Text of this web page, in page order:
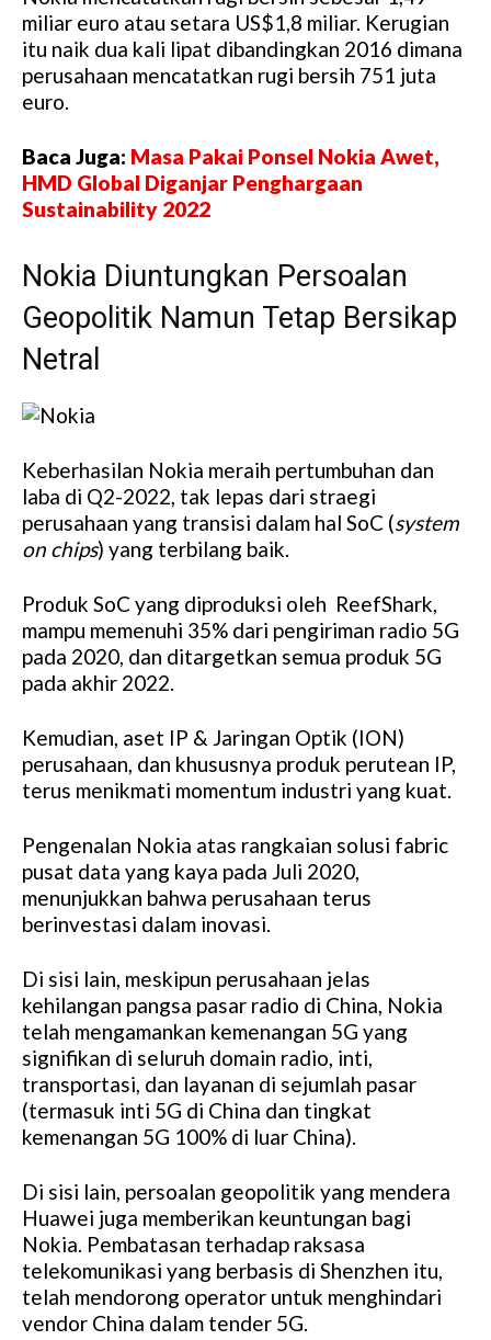
miliar euro atau setara US$1,8 miliar. Kerugian
itu naik dua kali lipat dibandingkan 2016 dimana
perusahaan mencatatkan rugi bersih 751 juta
euro.
Baca Juga: Masa Pakai Ponsel Nokia Awet,
HMD Global Diganjar Penghargaan
Sustainability 2022
Nokia Diuntungkan Persoalan
Geopolitik Namun Tetap Bersikap
Netral
Keberhasilan Nokia meraih pertumbuhan dan
laba di Q2-2022, tak lepas dari straegi
perusahaan yang transisi dalam hal SoC (system
on chips) yang terbilang baik.
Produk SoC yang diproduksi oleh ReefShark,
mampu memenuhi 35% dari pengiriman radio 5G
pada 2020, dan ditargetkan semua produk 5G
pada akhir 2022.
Kemudian, aset IP & Jaringan Optik (ION)
perusahaan, dan khususnya produk perutean IP,
terus menikmati momentum industri yang kuat.
Pengenalan Nokia atas rangkaian solusi fabric
pusat data yang kaya pada Juli 2020,
menunjukkan bahwa perusahaan terus
berinvestasi dalam inovasi.
Di sisi lain, meskipun perusahaan jelas
kehilangan pangsa pasar radio di China, Nokia
telah mengamankan kemenangan 5G yang
signifikan di seluruh domain radio, inti,
transportasi, dan layanan di sejumlah pasar
(termasuk inti 5G di China dan tingkat
kemenangan 5G 100% di luar China).
Di sisi lain, persoalan geopolitik yang mendera
Huawei juga memberikan keuntungan bagi
Nokia. Pembatasan terhadap raksasa
telekomunikasi yang berbasis di Shenzhen itu,
telah mendorong operator untuk menghindari
vendor China dalam tender 5G.